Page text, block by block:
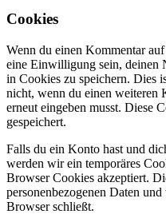
Cookies
Wenn du einen Kommentar
eine Einwilligung sein, deinen
in Cookies zu speichern. Dies
nicht, wenn du einen weiteren
erneut eingeben musst. Diese
gespeichert.
Falls du ein Konto hast und
werden wir ein temporäres
Browser Cookies akzeptiert.
personenbezogenen Daten
Browser schließt.